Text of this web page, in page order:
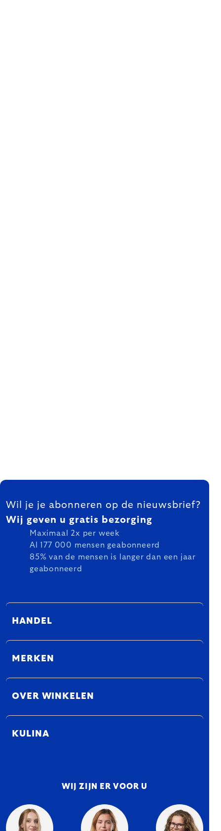
FOOTER
Wil je je abonneren op de nieuwsbrief?
Wij geven u gratis bezorging
Maximaal 2x per week
Al 177 000 mensen geabonneerd
85% van de mensen is langer dan een jaar
geabonneerd
HANDEL
MERKEN
OVER WINKELEN
KULINA
WIJ ZIJN ER VOOR U